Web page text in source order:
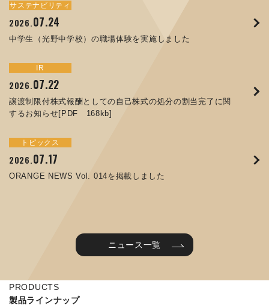
サステナビリティ
2026.07.24
中学生（光野中学校）の職場体験を実施しました
IR
2026.07.22
譲渡制限付株式報酬としての自己株式の処分の割当完了に関
するお知らせ[PDF 168kb]
トピックス
2026.07.17
ORANGE NEWS Vol. 014を掲載しました
お知らせ
2025. 09.02
お知らせ
2025.05.29
コラムを更新しました：MEX金沢2025(第61回機械工業見本
お知らせ
2025.05.15
トピックス
2025.10.01
高松流技Vol.25を掲載しました
トピックス
2025.09.10
ORANGE NEWS Vol. 011を掲載しました
2025.07.31
ORANGE NEWS Vol. 010を掲載しました
イベント
2025.04.16
MEX金沢2025 出展のご案内 ※終了しました
イベント
2024.09.26
JIMTOF2024 出展のご案内 ※終了しました
2024.05.13
MEX金沢2024 学生向け会社説明コーナー予約のご案内 ※
終了しました
IR
2026. 07.07
IR
2026.07.01
コーポレートガバナンス報告書を更新しました
IR
2026.06.26
第65回定時株主総会のご報告を掲載しました
サステナビリティ
2026.03.26
「健康経営優良法人２０２６（大規模法人部門）」に認定さ
サステナビリティ
2025.12.09
令和７年度石川県ワークライフバランス企業知事表彰「優良
サステナビリティ
2025.12.04
ニュース一覧
PRODUCTS
製品ラインナップ